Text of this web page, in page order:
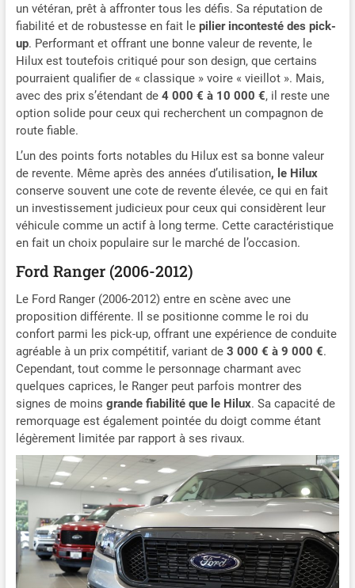
un vétéran, prêt à affronter tous les défis. Sa réputation de
fiabilité et de robustesse en fait le pilier incontesté des pick-
up. Performant et offrant une bonne valeur de revente, le
Hilux est toutefois critiqué pour son design, que certains
pourraient qualifier de « classique » voire « vieillot ». Mais,
avec des prix s’étendant de 4 000 € à 10 000 €, il reste une
option solide pour ceux qui recherchent un compagnon de
route fiable.
L’un des points forts notables du Hilux est sa bonne valeur
de revente. Même après des années d’utilisation, le Hilux
conserve souvent une cote de revente élevée, ce qui en fait
un investissement judicieux pour ceux qui considèrent leur
véhicule comme un actif à long terme. Cette caractéristique
en fait un choix populaire sur le marché de l’occasion.
Ford Ranger (2006-2012)
Le Ford Ranger (2006-2012) entre en scène avec une
proposition différente. Il se positionne comme le roi du
confort parmi les pick-up, offrant une expérience de conduite
agréable à un prix compétitif, variant de3 000 € à 9 000 €.
Cependant, tout comme le personnage charmant avec
quelques caprices, le Ranger peut parfois montrer des
signes de moins grande fiabilité que le Hilux. Sa capacité de
remorquage est également pointée du doigt comme étant
légèrement limitée par rapport à ses rivaux.